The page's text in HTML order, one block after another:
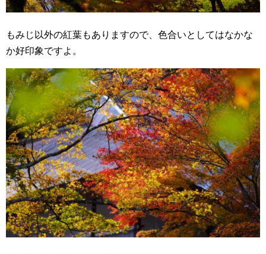
もみじ以外の紅葉もありますので、色合いとしてはなかな
か好印象ですよ。